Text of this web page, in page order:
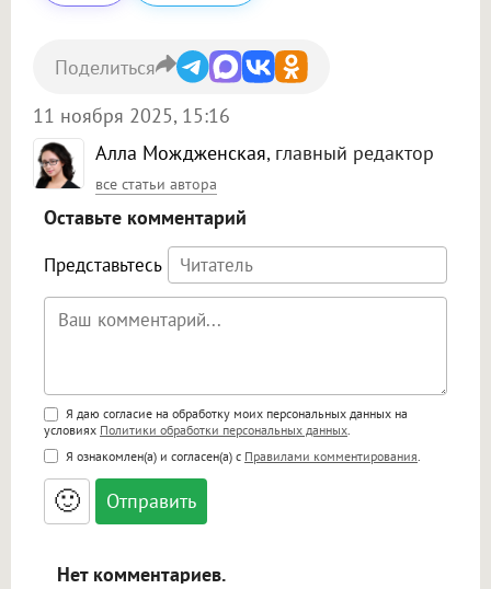
Алла Мождженская, главный редактор
все статьи автора
11 ноября 2025, 15:16
Поделиться
Оставьте комментарий
Представьтесь
Поддержка HTML
<b>, <strong>, <u>, <i>, <em>, <s>, <big>,
<small>, <sup>, <sub>, <pre>, <ul>, <ol>, <li>,
<blockquote>, <code> экранирует HTML,
адреса URL автоматически становятся
ссылками, и [img]адрес[/img] будет
Я даю согласие на обработку моих персональных данных на
условиях Политики обработки персональных данных
Я ознакомлен(а) и согласен(а) с Правилами комментирования
🙂
Нет комментариев.